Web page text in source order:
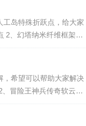
岛特殊折跃点，给大家
2、幻塔纳米纤维框架星
索点怎么回事 幻塔家园
，希望可以帮助大家解决
冒险王神兵传奇软云坡
精力 冒险王之神兵传奇